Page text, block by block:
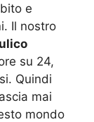
e
Il nostro
su 24,
Quindi
mai
mondo